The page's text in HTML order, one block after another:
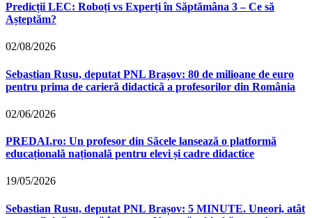
Predicții LEC: Roboți vs Experți în Săptămâna 3 – Ce să
Așteptăm?
02/08/2026
Sebastian Rusu, deputat PNL Brașov: 80 de milioane de euro
pentru prima de carieră didactică a profesorilor din România
02/06/2026
PREDAI.ro: Un profesor din Săcele lansează o platformă
educațională națională pentru elevi și cadre didactice
19/05/2026
Sebastian Rusu, deputat PNL Brașov: 5 MINUTE. Uneori, atât